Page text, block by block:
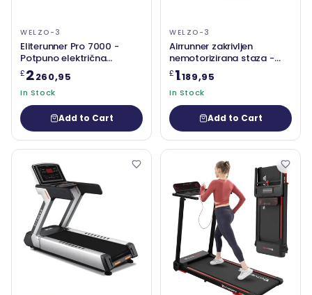
WELZO-3
Eliterunner Pro 7000 -
Potpuno električna
komercijalna staza s
naprednim značajkama za
profesionalne fitness
centre
£2.260,95
In Stock
Add to Cart
WELZO-3
Airrunner zakrivljen
nemotorizirana staza -
komercijalna techno
teretana koristi život
fitnesspro
£1.189,95
In Stock
Add to Cart